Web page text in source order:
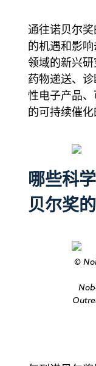
通往诺贝尔
的机遇和影
领域的新兴
药物递送、
性电子产品
的可持续催
哪些科
贝尔奖
©